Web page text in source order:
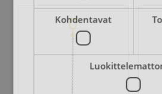
Kohdentavat